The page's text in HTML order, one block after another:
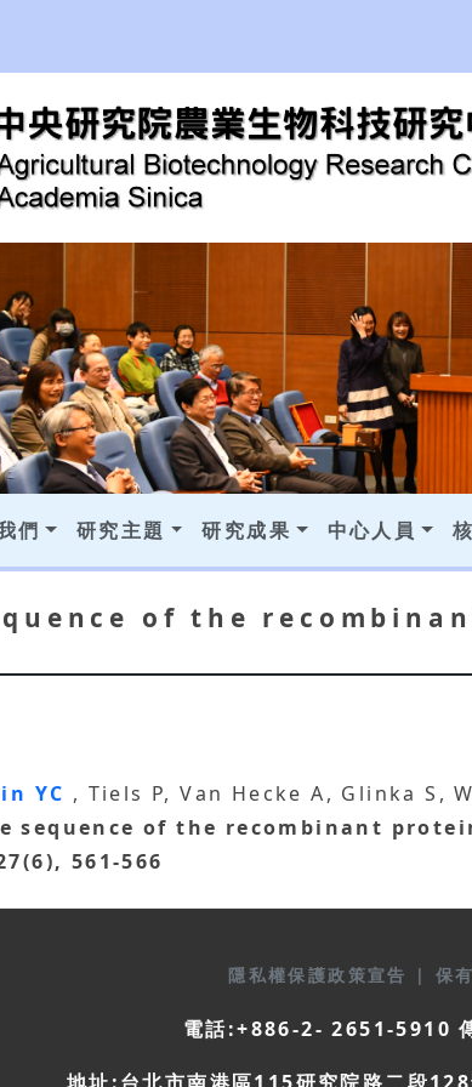
們 研究主題 研究成果 中心人員
of the
YC , Tiels P, Van Hecke A, Glinka S,
sequence of the recombinant
561-566
隱私權保護政策宣告 | 保
電話:+886-2- 2651-5910